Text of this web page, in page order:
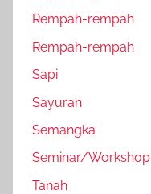
Rempah-rempah
Rempah-rempah
Sapi
Sayuran
Semangka
Seminar/Workshop
Tanah